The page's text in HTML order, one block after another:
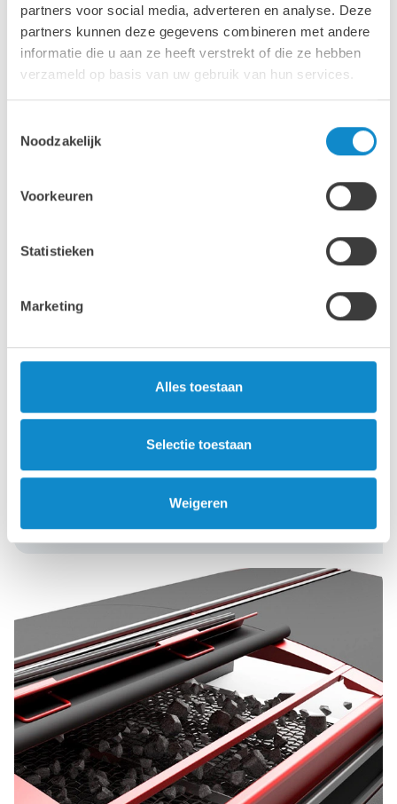
partners voor social media, adverteren en analyse. Deze
partners kunnen deze gegevens combineren met andere
informatie die u aan ze heeft verstrekt of die ze hebben
verzameld op basis van uw gebruik van hun services.
Noodzakelijk
Voorkeuren
Statistieken
Marketing
Alles toestaan
Selectie toestaan
Weigeren
onderliggende structuren. Klik hier voor meer
informatie.
Accessoires voor zeefmachines
reeks accessoires, zodat u uw zeef kunt aanpassen aan
uw specifieke behoeften. Klik hier voor meer informatie